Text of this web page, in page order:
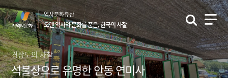
컨
텐
츠
영
역
바
하
단
영
역
바
로
역사문화유산
오랜 역사와 문화를 품은, 한국의 사찰
경상도의 사찰
석불상으로 유명한 안동 연미사